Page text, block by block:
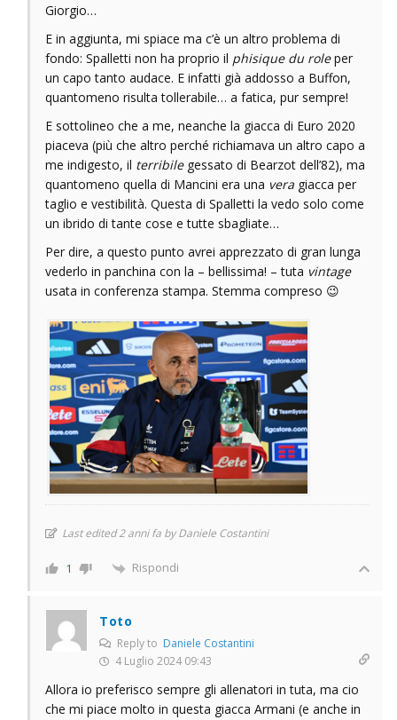
Giorgio…
E in aggiunta, mi spiace ma c’è un altro problema di
fondo: Spalletti non ha proprio il phisique du roleper
un capo tanto audace. E infatti già addosso a Buffon,
quantomeno risulta tollerabile… a fatica, pur sempre!
E sottolineo che a me, neanche la giacca di Euro 2020
piaceva (più che altro perché richiamava un altro capo a
me indigesto, il terribile gessato di Bearzot dell’82), ma
quantomeno quella di Mancini era una vera giacca per
taglio e vestibilità. Questa di Spalletti la vedo solo come
un ibrido di tante cose e tutte sbagliate…
Per dire, a questo punto avrei apprezzato di gran lunga
vederlo in panchina con la – bellissima! – tuta vintage
usata in conferenza stampa. Stemma compreso 😉
Last edited 2 anni fa by Daniele Costantini
1 Rispondi
Toto
Reply to Daniele Costantini
4 Luglio 2024 09:43
Allora io preferisco sempre gli allenatori in tuta, ma cio
che mi piace molto in questa giacca Armani (e anche in